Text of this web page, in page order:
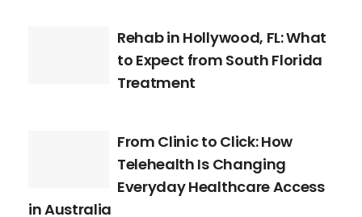
Rehab in Hollywood, FL: What
to Expect from South Florida
Treatment
From Clinic to Click: How
Telehealth Is Changing
Everyday Healthcare Access
in Australia